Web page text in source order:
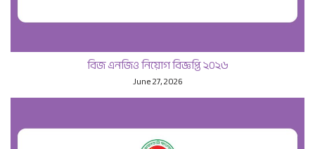
বিজ এনজিও নিয়োগ বিজ্ঞপ্তি ২০২৬
June 27, 2026